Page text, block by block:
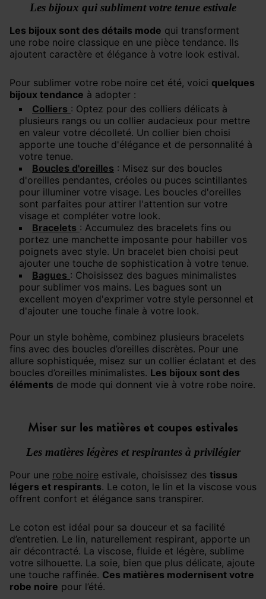
Les bijoux qui subliment votre tenue estivale
Les bijoux sont des détails mode qui transforment
une robe noire classique en une pièce tendance. Ils
ajoutent caractère et élégance à votre look estival.
Pour sublimer votre robe noire cet été, voici quelques
bijoux tendance à adopter :
Colliers : Optez pour des colliers délicats à
plusieurs rangs ou un collier audacieux pour mettre
en valeur votre décolleté. Un collier bien choisi
apporte une touche d'élégance et de personnalité à
votre tenue.
Boucles d'oreilles : Misez sur des boucles
d'oreilles pendantes, créoles ou puces scintillantes
pour illuminer votre visage. Les boucles d'oreilles
sont parfaites pour attirer l'attention sur votre
visage et compléter votre look.
Bracelets : Accumulez des bracelets fins ou
portez une manchette imposante pour habiller vos
poignets avec style. Un bracelet bien choisi peut
ajouter une touche de sophistication à votre tenue.
Bagues : Choisissez des bagues minimalistes
pour sublimer vos mains. Les bagues sont un
excellent moyen d'exprimer votre style personnel et
d'ajouter une touche finale à votre look.
Pour un style bohème, combinez plusieurs bracelets
fins avec des boucles d’oreilles discrètes. Pour une
allure sophistiquée, misez sur un collier éclatant et des
boucles d’oreilles minimalistes. Les bijoux sont des
éléments de mode qui donnent vie à votre robe noire.
Miser sur les matières et coupes estivales
Les matières légères et respirantes à privilégier
Pour une robe noire estivale, choisissez des tissus
légers et respirants. Le coton, le lin et la viscose vous
offrent confort et élégance sans transpirer.
Le coton est idéal pour sa douceur et sa facilité
d’entretien. Le lin, naturellement respirant, apporte un
air décontracté. La viscose, fluide et légère, sublime
votre silhouette. La soie, bien que plus délicate, ajoute
une touche raffinée. Ces matières modernisent votre
robe noire pour l’été.